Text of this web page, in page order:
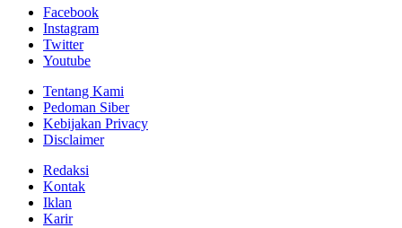
Facebook
Instagram
Twitter
Youtube
Tentang Kami
Pedoman Siber
Kebijakan Privacy
Disclaimer
Redaksi
Kontak
Iklan
Karir